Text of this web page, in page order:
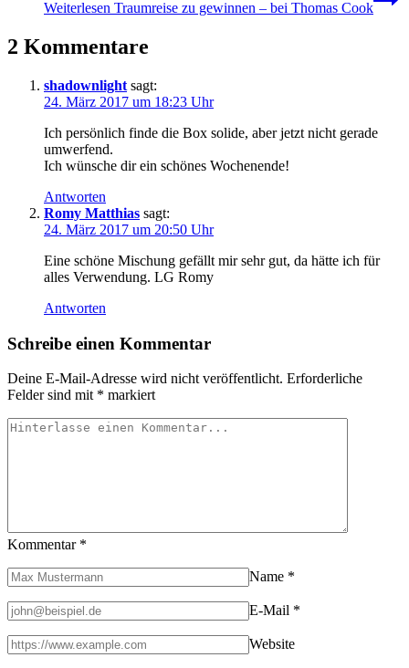
Weiterlesen Traumreise zu gewinnen – bei Thomas Cook
2 Kommentare
shadownlight sagt:
24. März 2017 um 18:23 Uhr
Ich persönlich finde die Box solide, aber jetzt nicht gerade
umwerfend.
Ich wünsche dir ein schönes Wochenende!
Antworten
Romy Matthias sagt:
24. März 2017 um 20:50 Uhr
Eine schöne Mischung gefällt mir sehr gut, da hätte ich für
alles Verwendung. LG Romy
Antworten
Schreibe einen Kommentar
Deine E-Mail-Adresse wird nicht veröffentlicht. Erforderliche
Felder sind mit * markiert
Kommentar *
Name *
E-Mail *
Website